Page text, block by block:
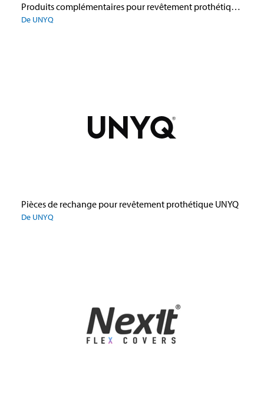
Produits complémentaires pour revêtement prothétique UNYQ
De UNYQ
Pièces de rechange pour revêtement prothétique UNYQ
De UNYQ